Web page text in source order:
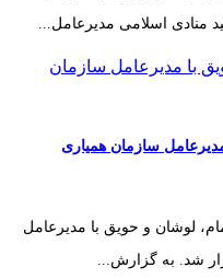
منادی اسلامی مدیرعامل...
سازمان همیاری
لوشان و حویق با مدیرعامل
شد. به گزارش...